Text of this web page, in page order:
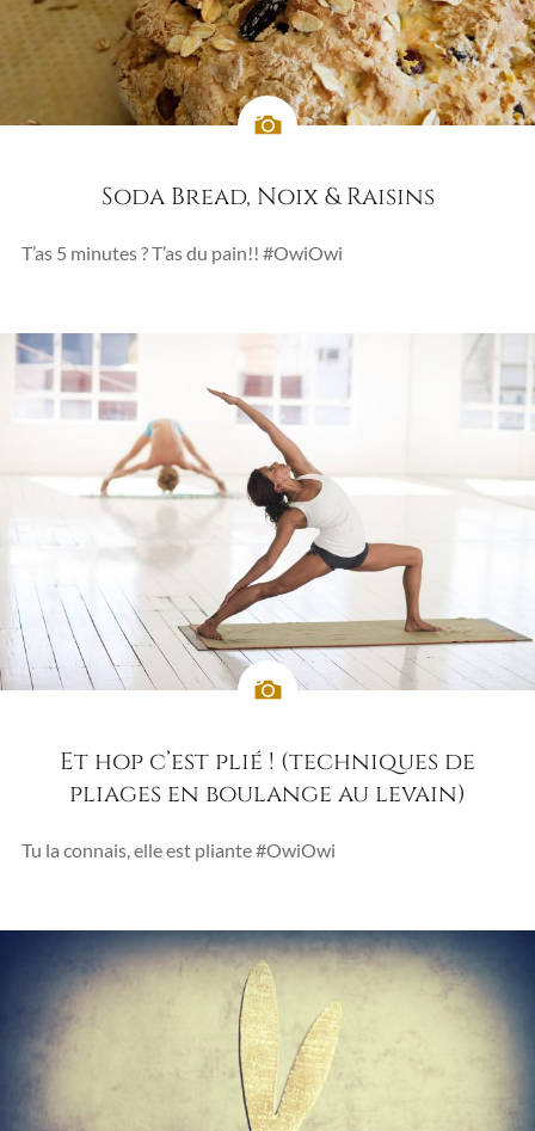
Soda Bread, Noix & Raisins
T’as 5 minutes ? T’as du pain!! #OwiOwi
Et hop c’est plié ! (techniques de
pliages en boulange au levain)
Tu la connais, elle est pliante #OwiOwi